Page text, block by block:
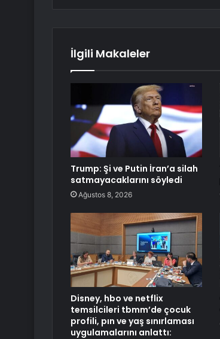
İlgili Makaleler
Trump: Şi ve Putin İran’a silah
satmayacaklarını söyledi
Ağustos 8, 2026
Disney, hbo ve netflix
temsilcileri tbmm’de çocuk
profili, pın ve yaş sınırlaması
uygulamalarını anlattı: